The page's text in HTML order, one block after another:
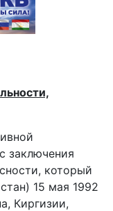
заключения
который
15 мая 1992
Киргизии,